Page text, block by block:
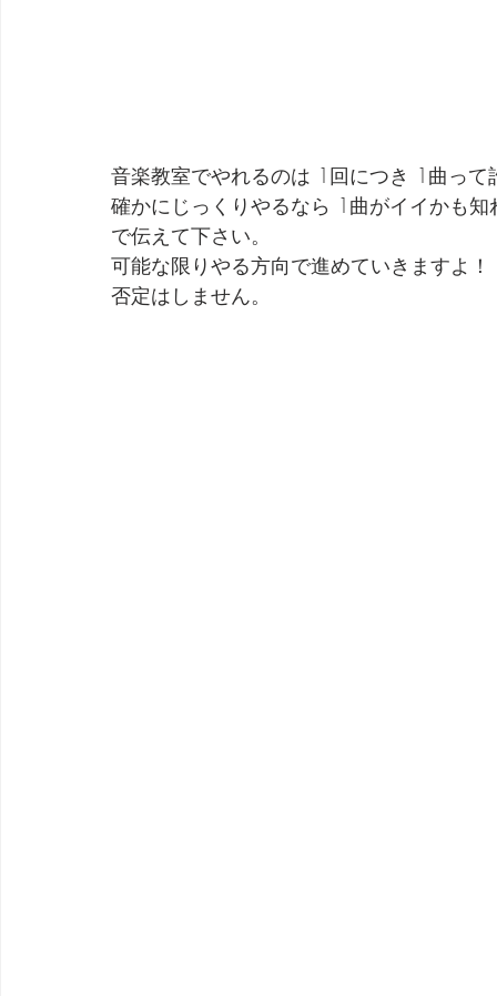
音楽教室でやれるのは 1回につき 1曲って
確かにじっくりやるなら 1曲がイイかも
で伝えて下さい。
可能な限りやる方向で進めていきますよ！
否定はしません。